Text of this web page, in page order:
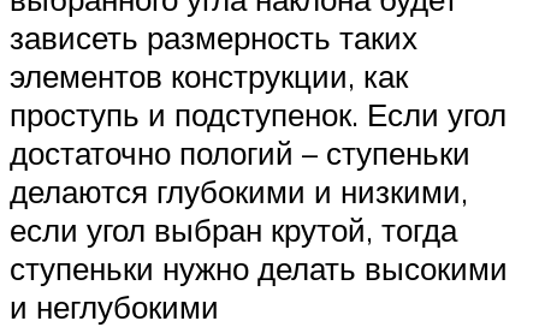
зависеть размерность таких
элементов конструкции, как
проступь и подступенок. Если угол
достаточно пологий – ступеньки
делаются глубокими и низкими,
если угол выбран крутой, тогда
ступеньки нужно делать высокими
и неглубокими